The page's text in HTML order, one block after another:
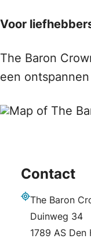
Voor
The Baron
een
Contact
The Baron
Duinweg 34
1789 AS Den